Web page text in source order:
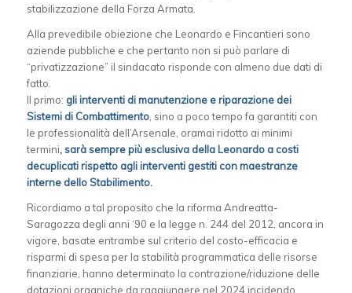
stabilizzazione della Forza Armata.
Alla prevedibile obiezione che Leonardo e Fincantieri sono
aziende pubbliche e che pertanto non si può parlare di
“privatizzazione” il sindacato risponde con almeno due dati di
fatto.
Il primo: gli interventi di manutenzione e riparazione dei
Sistemi di Combattimento, sino a poco tempo fa garantiti con
le professionalità dell’Arsenale, oramai ridotto ai minimi
termini, sarà sempre più esclusiva della Leonardo a costi
decuplicati rispetto agli interventi gestiti con maestranze
interne dello Stabilimento.
Ricordiamo a tal proposito che la riforma Andreatta-
Saragozza degli anni ‘90 e la legge n. 244 del 2012, ancora in
vigore, basate entrambe sul criterio del costo-efficacia e
risparmi di spesa per la stabilità programmatica delle risorse
finanziarie, hanno determinato la contrazione/riduzione delle
dotazioni organiche da raggiungere nel 2024 incidendo